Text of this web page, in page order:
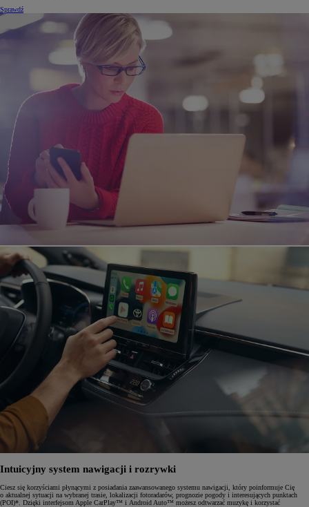
Sprawdź
Intuicyjny system nawigacji i rozrywki
Ciesz się korzyściami płynącymi z posiadania zaawansowanego systemu nawigacji, który poinformuje Cię
o aktualnej sytuacji na wybranej trasie, lokalizacji fotoradarów, prognozie pogody i interesujących punktach
(POI)*. Dzięki interfejsom Apple CarPlay™ i Android Auto™ możesz odtwarzać muzykę i korzystać